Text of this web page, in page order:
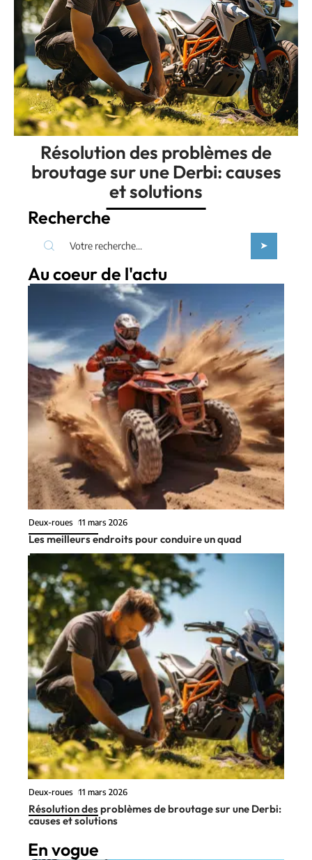
Résolution des problèmes de
broutage sur une Derbi: causes
et solutions
Recherche
Au coeur de l'actu
Deux-roues 11 mars 2026
Les meilleurs endroits pour conduire un quad
Deux-roues 11 mars 2026
Résolution des problèmes de broutage sur une Derbi:
causes et solutions
En vogue